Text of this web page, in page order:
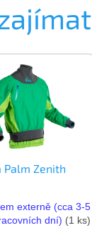
Palm Zenith
externě (cca 3-5
dní) (1 ks)